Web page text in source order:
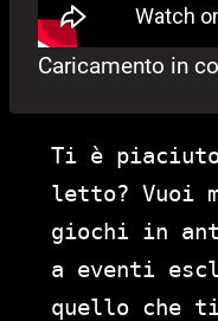
Caricamento in
Ti è
letto? Vuoi
giochi in
a eventi
quello che ti